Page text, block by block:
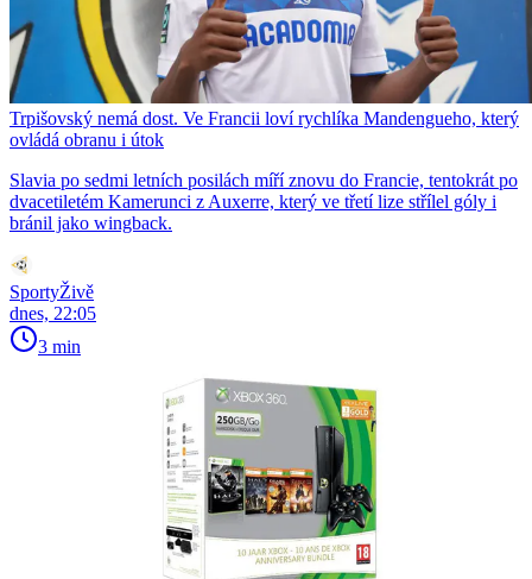
Trpišovský nemá dost. Ve Francii loví rychlíka Mandengueho, který
ovládá obranu i útok
Slavia po sedmi letních posilách míří znovu do Francie, tentokrát po
dvacetiletém Kamerunci z Auxerre, který ve třetí lize střílel góly i
bránil jako wingback.
SportyŽivě
dnes, 22:05
3 min